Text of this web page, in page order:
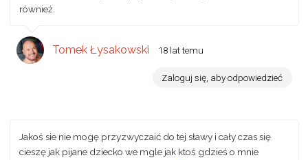
również.
Tomek Łysakowski 18 lat temu
Zaloguj się, aby odpowiedzieć
Jakoś sie nie mogę przyzwyczaić do tej sławy i cały czas się
cieszę jak pijane dziecko we mgle jak ktoś gdzieś o mnie